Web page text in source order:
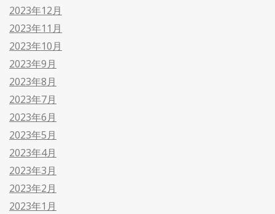
2023年12月
2023年11月
2023年10月
2023年9月
2023年8月
2023年7月
2023年6月
2023年5月
2023年4月
2023年3月
2023年2月
2023年1月